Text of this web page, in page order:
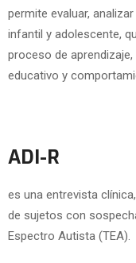
permite evaluar,
infantil y adolescente,
proceso de
educativo y
ADI-R
es una entrevista
de sujetos con
Espectro Autista (TEA).